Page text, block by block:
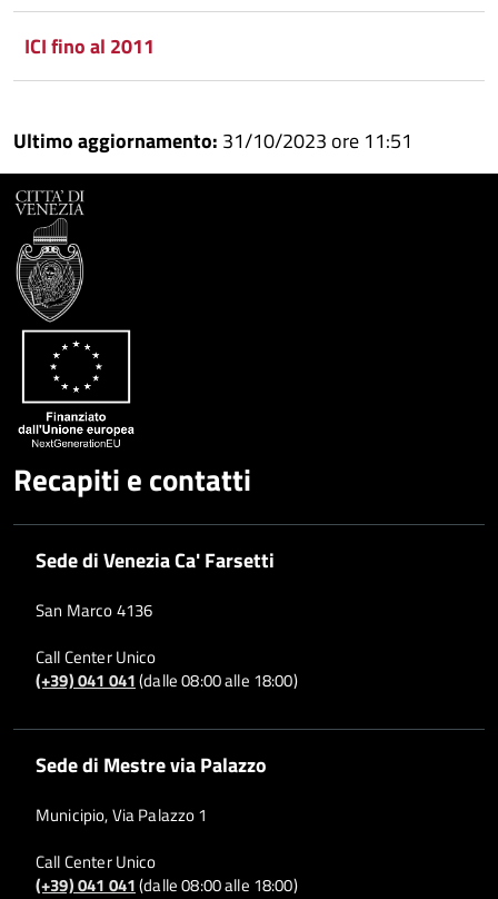
ICI fino al 2011
Ultimo aggiornamento: 31/10/2023 ore 11:51
Recapiti e contatti
Sede di Venezia Ca' Farsetti
San Marco 4136
Call Center Unico
(+39) 041 041(dalle 08:00 alle 18:00)
Sede di Mestre via Palazzo
Municipio, Via Palazzo 1
Call Center Unico
(+39) 041 041(dalle 08:00 alle 18:00)